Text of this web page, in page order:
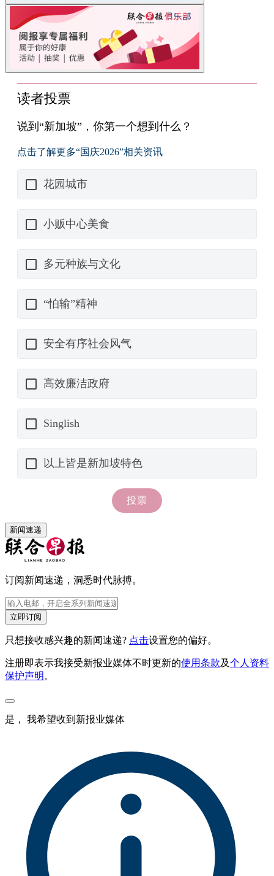
新闻速递
订阅新闻速递，洞悉时代脉搏。
立即订阅
只想接收感兴趣的新闻速递? 点击设置您的偏好。
注册即表示我接受新报业媒体不时更新的使用条款及个人资料
保护声明。
是， 我希望收到新报业媒体